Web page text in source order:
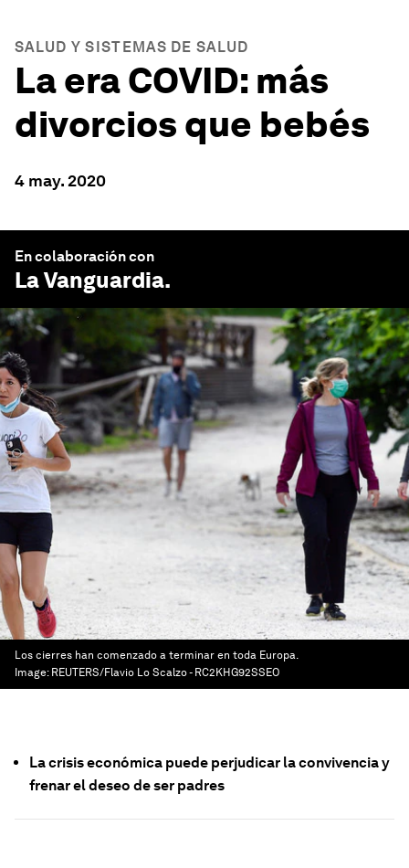
SALUD Y SISTEMAS DE SALUD
La era COVID: más
divorcios que bebés
4 may. 2020
En colaboración con
La Vanguardia.
Los cierres han comenzado a terminar en toda Europa.
Image: REUTERS/Flavio Lo Scalzo - RC2KHG92SSEO
La crisis económica puede perjudicar la convivencia y
frenar el deseo de ser padres